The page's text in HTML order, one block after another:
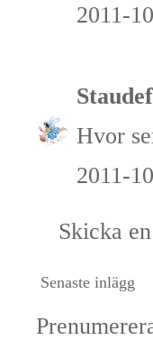
2011-
Hvor
2011-
Skicka
Senaste inlägg